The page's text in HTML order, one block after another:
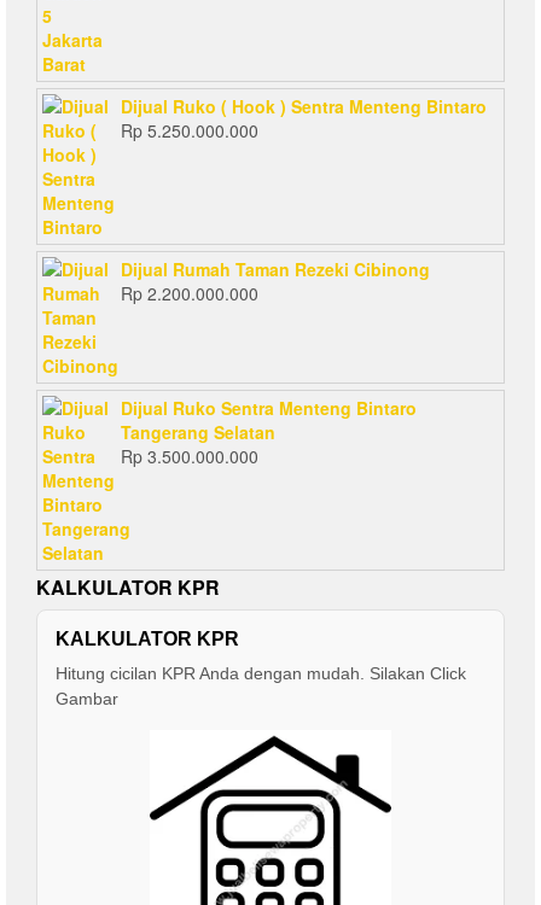
Dijual Ruko ( Hook ) Sentra Menteng Bintaro
Rp 5.250.000.000
Dijual Rumah Taman Rezeki Cibinong
Rp 2.200.000.000
Dijual Ruko Sentra Menteng Bintaro
Tangerang Selatan
Rp 3.500.000.000
KALKULATOR KPR
KALKULATOR KPR
Hitung cicilan KPR Anda dengan mudah. Silakan Click
Gambar